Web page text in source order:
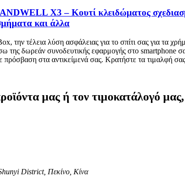
X3 – Κουτί κλειδώματος
και άλλα
την τέλεια λύση ασφάλειας για το σπίτι σας για τα
της δωρεάν συνοδευτικής εφαρμογής στο
πρόσβαση στα αντικείμενά σας. Κρατήστε τα τιμαλφή
μας ή τον τιμοκατάλογό
District, Πεκίνο, Κίνα